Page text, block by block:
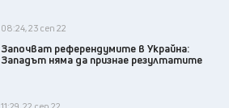
08:24, 23 сеп 22
Започват референдумите в Украйна:
Западът няма да признае резултатите